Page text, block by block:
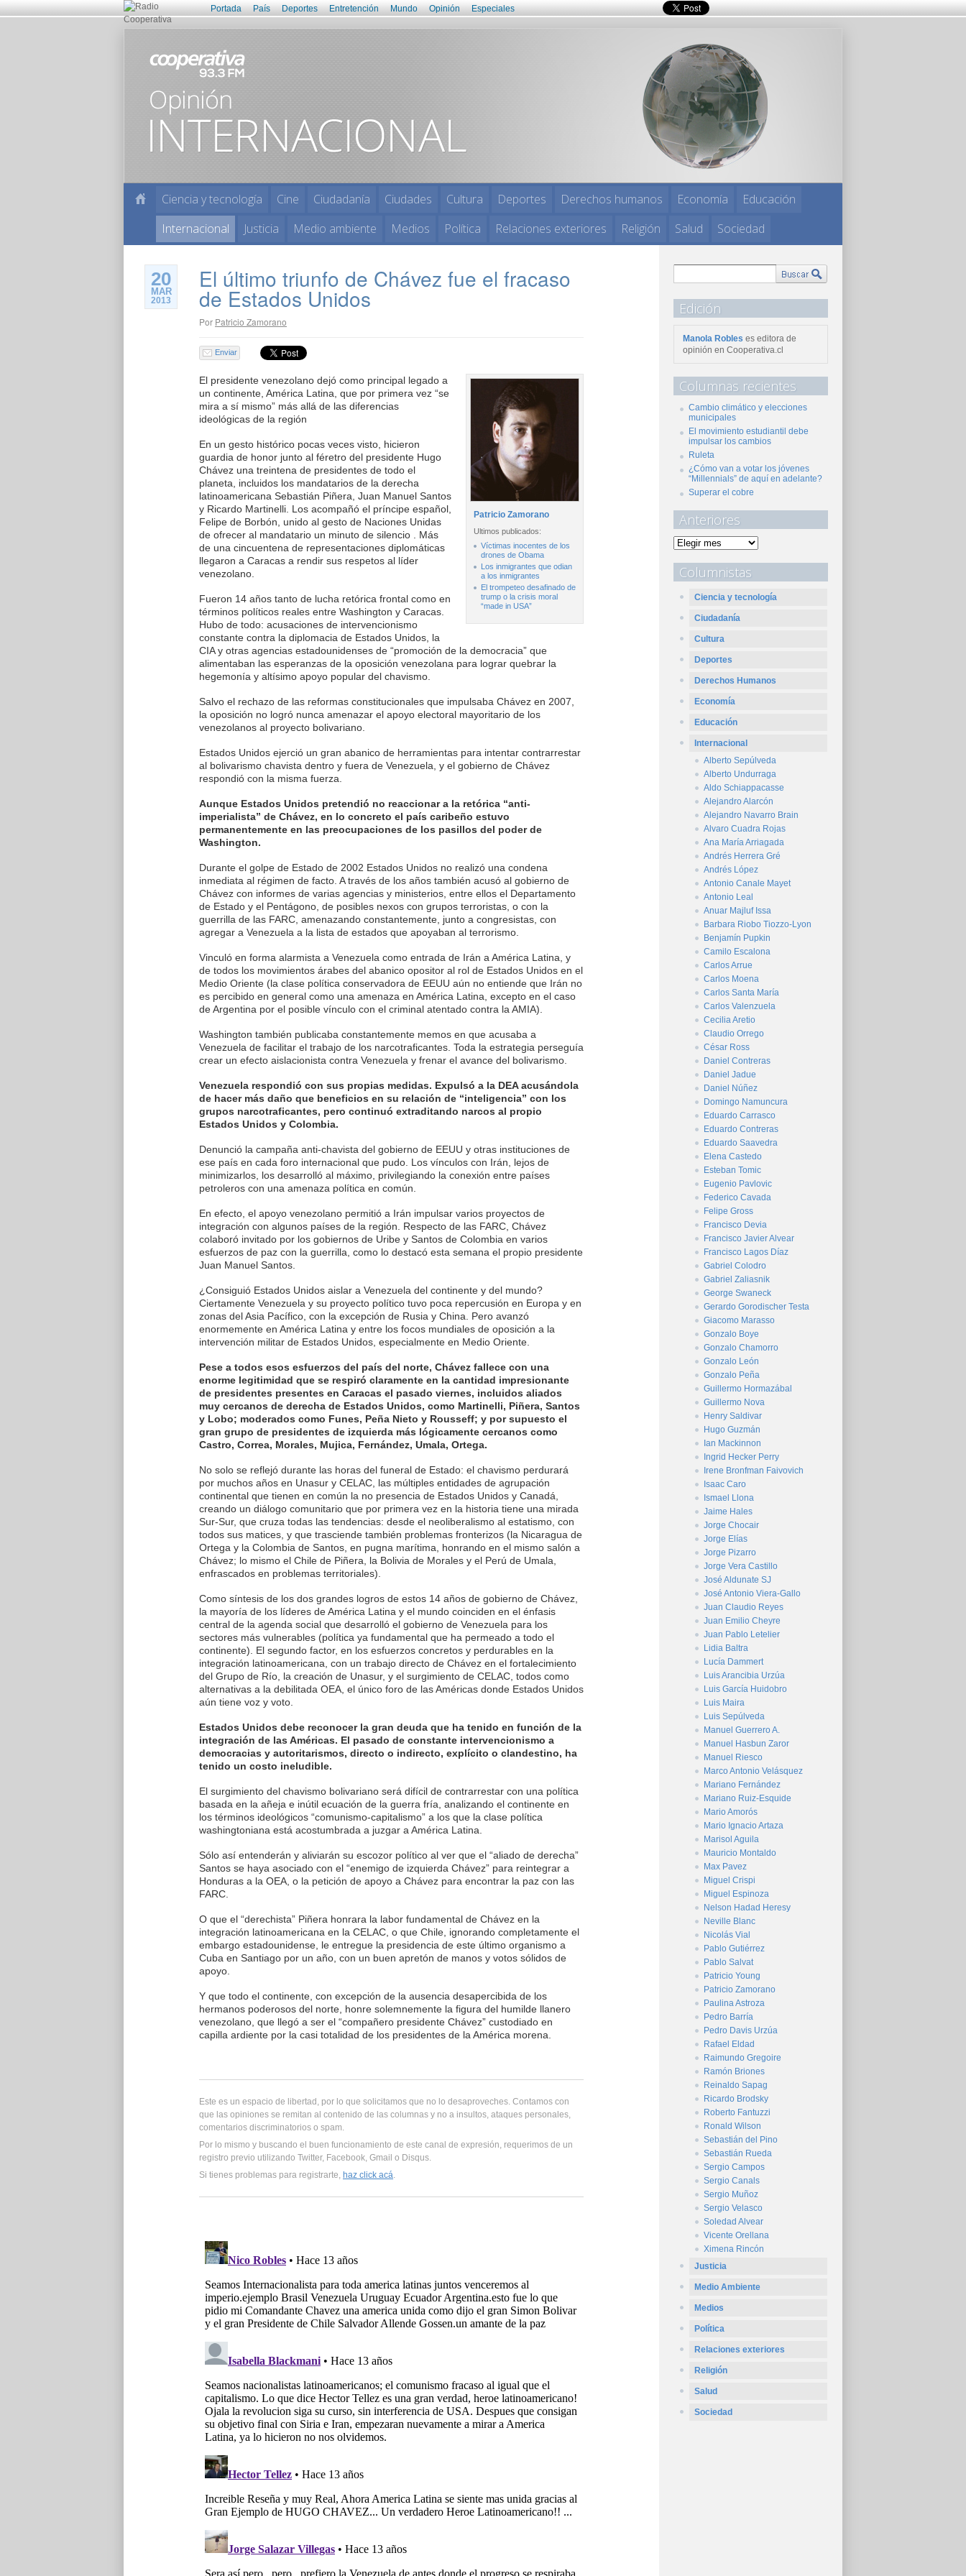
Portada País Deportes Entretención Mundo Opinión Especiales
Ciencia y tecnología Cine Ciudadanía Ciudades Cultura Deportes Derechos humanos Economía
Educación
Internacional
Justicia Medio ambiente Medios Política Relaciones exteriores Religión Salud Sociedad
20
MAR
2013
El último triunfo de Chávez fue el fracaso
de Estados Unidos
Por Patricio Zamorano
Enviar
Patricio Zamorano
Ultimos publicados:
Víctimas inocentes de los
drones de Obama
Los inmigrantes que odian
a los inmigrantes
El trompeteo desafinado de
trump o la crisis moral
“made in USA”
El presidente venezolano dejó como principal legado a
un continente, América Latina, que por primera vez “se
mira a sí mismo” más allá de las diferencias
ideológicas de la región
En un gesto histórico pocas veces visto, hicieron
guardia de honor junto al féretro del presidente Hugo
Chávez una treintena de presidentes de todo el
planeta, incluidos los mandatarios de la derecha
latinoamericana Sebastián Piñera, Juan Manuel Santos
y Ricardo Martinelli. Los acompañó el príncipe español,
Felipe de Borbón, unido al gesto de Naciones Unidas
de ofrecer al mandatario un minuto de silencio . Más
de una cincuentena de representaciones diplomáticas
llegaron a Caracas a rendir sus respetos al líder
venezolano.
Fueron 14 años tanto de lucha retórica frontal como en
términos políticos reales entre Washington y Caracas.
Hubo de todo: acusaciones de intervencionismo
constante contra la diplomacia de Estados Unidos, la
CIA y otras agencias estadounidenses de “promoción de la democracia” que
alimentaban las esperanzas de la oposición venezolana para lograr quebrar la
hegemonía y altísimo apoyo popular del chavismo.
Salvo el rechazo de las reformas constitucionales que impulsaba Chávez en 2007,
la oposición no logró nunca amenazar el apoyo electoral mayoritario de los
venezolanos al proyecto bolivariano.
Estados Unidos ejerció un gran abanico de herramientas para intentar contrarrestar
al bolivarismo chavista dentro y fuera de Venezuela, y el gobierno de Chávez
respondió con la misma fuerza.
Aunque Estados Unidos pretendió no reaccionar a la retórica “anti-
imperialista” de Chávez, en lo concreto el país caribeño estuvo
permanentemente en las preocupaciones de los pasillos del poder de
Washington.
Durante el golpe de Estado de 2002 Estados Unidos no realizó una condena
inmediata al régimen de facto. A través de los años también acusó al gobierno de
Chávez con informes de varias agencias y ministerios, entre ellos el Departamento
de Estado y el Pentágono, de posibles nexos con grupos terroristas, o con la
guerrilla de las FARC, amenazando constantemente, junto a congresistas, con
agregar a Venezuela a la lista de estados que apoyaban al terrorismo.
Vinculó en forma alarmista a Venezuela como entrada de Irán a América Latina, y
de todos los movimientos árabes del abanico opositor al rol de Estados Unidos en el
Medio Oriente (la clase política conservadora de EEUU aún no entiende que Irán no
es percibido en general como una amenaza en América Latina, excepto en el caso
de Argentina por el posible vínculo con el criminal atentado contra la AMIA).
Washington también publicaba constantemente memos en que acusaba a
Venezuela de facilitar el trabajo de los narcotraficantes. Toda la estrategia perseguía
crear un efecto aislacionista contra Venezuela y frenar el avance del bolivarismo.
Venezuela respondió con sus propias medidas. Expulsó a la DEA acusándola
de hacer más daño que beneficios en su relación de “inteligencia” con los
grupos narcotraficantes, pero continuó extraditando narcos al propio
Estados Unidos y Colombia.
Denunció la campaña anti-chavista del gobierno de EEUU y otras instituciones de
ese país en cada foro internacional que pudo. Los vínculos con Irán, lejos de
minimizarlos, los desarrolló al máximo, privilegiando la conexión entre países
petroleros con una amenaza política en común.
En efecto, el apoyo venezolano permitió a Irán impulsar varios proyectos de
integración con algunos países de la región. Respecto de las FARC, Chávez
colaboró invitado por los gobiernos de Uribe y Santos de Colombia en varios
esfuerzos de paz con la guerrilla, como lo destacó esta semana el propio presidente
Juan Manuel Santos.
¿Consiguió Estados Unidos aislar a Venezuela del continente y del mundo?
Ciertamente Venezuela y su proyecto político tuvo poca repercusión en Europa y en
zonas del Asia Pacífico, con la excepción de Rusia y China. Pero avanzó
enormemente en América Latina y entre los focos mundiales de oposición a la
intervención militar de Estados Unidos, especialmente en Medio Oriente.
Pese a todos esos esfuerzos del país del norte, Chávez fallece con una
enorme legitimidad que se respiró claramente en la cantidad impresionante
de presidentes presentes en Caracas el pasado viernes, incluidos aliados
muy cercanos de derecha de Estados Unidos, como Martinelli, Piñera, Santos
y Lobo; moderados como Funes, Peña Nieto y Rousseff; y por supuesto el
gran grupo de presidentes de izquierda más lógicamente cercanos como
Castro, Correa, Morales, Mujica, Fernández, Umala, Ortega.
No solo se reflejó durante las horas del funeral de Estado: el chavismo perdurará
por muchos años en Unasur y CELAC, las múltiples entidades de agrupación
continental que tienen en común la no presencia de Estados Unidos y Canadá,
creando un diálogo comunitario que por primera vez en la historia tiene una mirada
Sur-Sur, que cruza todas las tendencias: desde el neoliberalismo al estatismo, con
todos sus matices, y que trasciende también problemas fronterizos (la Nicaragua de
Ortega y la Colombia de Santos, en pugna marítima, honrando en el mismo salón a
Chávez; lo mismo el Chile de Piñera, la Bolivia de Morales y el Perú de Umala,
enfrascados en problemas territoriales).
Como síntesis de los dos grandes logros de estos 14 años de gobierno de Chávez,
la mayoría de los líderes de América Latina y el mundo coinciden en el énfasis
central de la agenda social que desarrolló el gobierno de Venezuela para los
sectores más vulnerables (política ya fundamental que ha permeado a todo el
continente). El segundo factor, en los esfuerzos concretos y perdurables en la
integración latinoamericana, con un trabajo directo de Chávez en el fortalecimiento
del Grupo de Río, la creación de Unasur, y el surgimiento de CELAC, todos como
alternativas a la debilitada OEA, el único foro de las Américas donde Estados Unidos
aún tiene voz y voto.
Estados Unidos debe reconocer la gran deuda que ha tenido en función de la
integración de las Américas. El pasado de constante intervencionismo a
democracias y autoritarismos, directo o indirecto, explícito o clandestino, ha
tenido un costo ineludible.
El surgimiento del chavismo bolivariano será difícil de contrarrestar con una política
basada en la añeja e inútil ecuación de la guerra fría, analizando el continente en
los términos ideológicos “comunismo-capitalismo” a los que la clase política
washingtoniana está acostumbrada a juzgar a América Latina.
Sólo así entenderán y aliviarán su escozor político al ver que el “aliado de derecha”
Santos se haya asociado con el “enemigo de izquierda Chávez” para reintegrar a
Honduras a la OEA, o la petición de apoyo a Chávez para encontrar la paz con las
FARC.
O que el “derechista” Piñera honrara la labor fundamental de Chávez en la
integración latinoamericana en la CELAC, o que Chile, ignorando completamente el
embargo estadounidense, le entregue la presidencia de este último organismo a
Cuba en Santiago por un año, con un buen apretón de manos y votos sólidos de
apoyo.
Y que todo el continente, con excepción de la ausencia desapercibida de los
hermanos poderosos del norte, honre solemnemente la figura del humilde llanero
venezolano, que llegó a ser el “compañero presidente Chávez” custodiado en
capilla ardiente por la casi totalidad de los presidentes de la América morena.
Este es un espacio de libertad, por lo que solicitamos que no lo desaproveches. Contamos con
que las opiniones se remitan al contenido de las columnas y no a insultos, ataques personales,
comentarios discriminatorios o spam.
Por lo mismo y buscando el buen funcionamiento de este canal de expresión, requerimos de un
registro previo utilizando Twitter, Facebook, Gmail o Disqus.
Si tienes problemas para registrarte, haz click acá.
Edición
Manola Robles es editora de
opinión en Cooperativa.cl
Columnas recientes
Cambio climático y elecciones
municipales
El movimiento estudiantil debe
impulsar los cambios
Ruleta
¿Cómo van a votar los jóvenes
“Millennials” de aquí en adelante?
Superar el cobre
Anteriores
Columnistas
Ciencia y tecnología
Ciudadanía
Cultura
Deportes
Derechos Humanos
Economía
Educación
Internacional
Alberto Sepúlveda
Alberto Undurraga
Aldo Schiappacasse
Alejandro Alarcón
Alejandro Navarro Brain
Alvaro Cuadra Rojas
Ana María Arriagada
Andrés Herrera Gré
Andrés López
Antonio Canale Mayet
Antonio Leal
Anuar Majluf Issa
Barbara Riobo Tiozzo-Lyon
Benjamín Pupkin
Camilo Escalona
Carlos Arrue
Carlos Moena
Carlos Santa María
Carlos Valenzuela
Cecilia Aretio
Claudio Orrego
César Ross
Daniel Contreras
Daniel Jadue
Daniel Núñez
Domingo Namuncura
Eduardo Carrasco
Eduardo Contreras
Eduardo Saavedra
Elena Castedo
Esteban Tomic
Eugenio Pavlovic
Federico Cavada
Felipe Gross
Francisco Devia
Francisco Javier Alvear
Francisco Lagos Díaz
Gabriel Colodro
Gabriel Zaliasnik
George Swaneck
Gerardo Gorodischer Testa
Giacomo Marasso
Gonzalo Boye
Gonzalo Chamorro
Gonzalo León
Gonzalo Peña
Guillermo Hormazábal
Guillermo Nova
Henry Saldivar
Hugo Guzmán
Ian Mackinnon
Ingrid Hecker Perry
Irene Bronfman Faivovich
Isaac Caro
Ismael Llona
Jaime Hales
Jorge Chocair
Jorge Elías
Jorge Pizarro
Jorge Vera Castillo
José Aldunate SJ
José Antonio Viera-Gallo
Juan Claudio Reyes
Juan Emilio Cheyre
Juan Pablo Letelier
Lidia Baltra
Lucía Dammert
Luis Arancibia Urzúa
Luis García Huidobro
Luis Maira
Luis Sepúlveda
Manuel Guerrero A.
Manuel Hasbun Zaror
Manuel Riesco
Marco Antonio Velásquez
Mariano Fernández
Mariano Ruiz-Esquide
Mario Amorós
Mario Ignacio Artaza
Marisol Aguila
Mauricio Montaldo
Max Pavez
Miguel Crispi
Miguel Espinoza
Nelson Hadad Heresy
Neville Blanc
Nicolás Vial
Pablo Gutiérrez
Pablo Salvat
Patricio Young
Patricio Zamorano
Paulina Astroza
Pedro Barría
Pedro Davis Urzúa
Rafael Eldad
Raimundo Gregoire
Ramón Briones
Reinaldo Sapag
Ricardo Brodsky
Roberto Fantuzzi
Ronald Wilson
Sebastián del Pino
Sebastián Rueda
Sergio Campos
Sergio Canals
Sergio Muñoz
Sergio Velasco
Soledad Alvear
Vicente Orellana
Ximena Rincón
Justicia
Medio Ambiente
Medios
Política
Relaciones exteriores
Religión
Salud
Sociedad